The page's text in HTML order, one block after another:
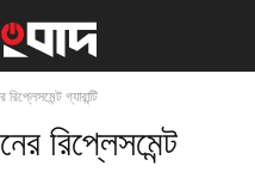
গ্যারান্টি
রিপ্লেসমেন্ট